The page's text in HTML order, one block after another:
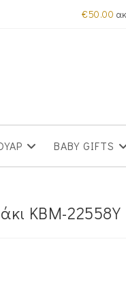
€50.00
BABY GIFTS
KBM-22558Y